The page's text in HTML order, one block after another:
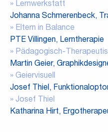
Lernwerkstatt
Johanna Schmerenbeck,
Eltern in Balance
PTE Villingen, Lerntherapie
Pädagogisch-
Martin Geier,
Geiervisuell
Josef Thiel,
Josef Thiel
Katharina Hirt,